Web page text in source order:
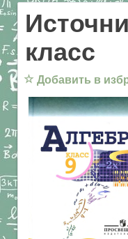
класс
☆ Добавить в